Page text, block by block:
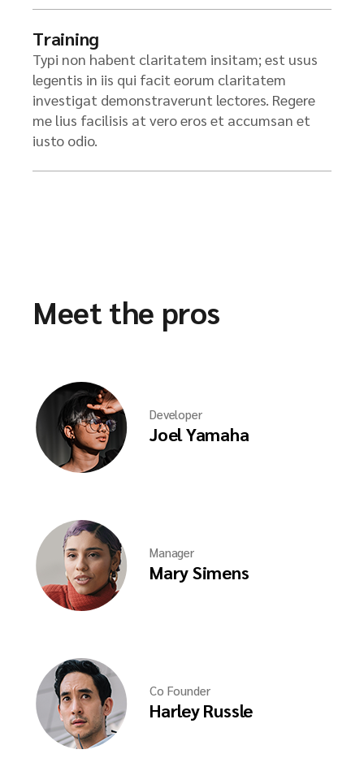
Training
Typi non habent claritatem insitam; est usus
legentis in iis qui facit eorum claritatem
investigat demonstraverunt lectores. Regere
me lius facilisis at vero eros et accumsan et
iusto odio.
Meet the pros
Developer
Joel Yamaha
Manager
Mary Simens
Co Founder
Harley Russle